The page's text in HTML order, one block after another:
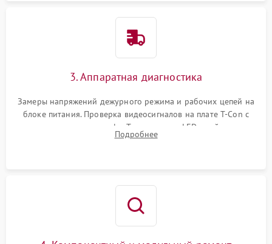
3. Аппаратная диагностика
Замеры напряжений дежурного режима и рабочих цепей на
блоке питания. Проверка видеосигналов на плате T-Con с
помощью осциллографа. Тестирование LED-драйвера и
светодиодных планок подсветки мультиметром.
Подробнее